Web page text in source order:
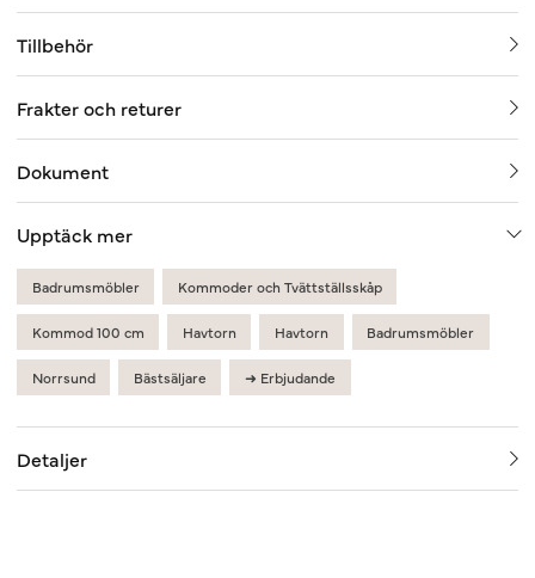
Tillbehör
Frakter och returer
Dokument
Upptäck mer
Badrumsmöbler Kommoder och Tvättställsskåp
Kommod 100 cm Havtorn Havtorn Badrumsmöbler
Norrsund Bästsäljare ➜ Erbjudande
Detaljer